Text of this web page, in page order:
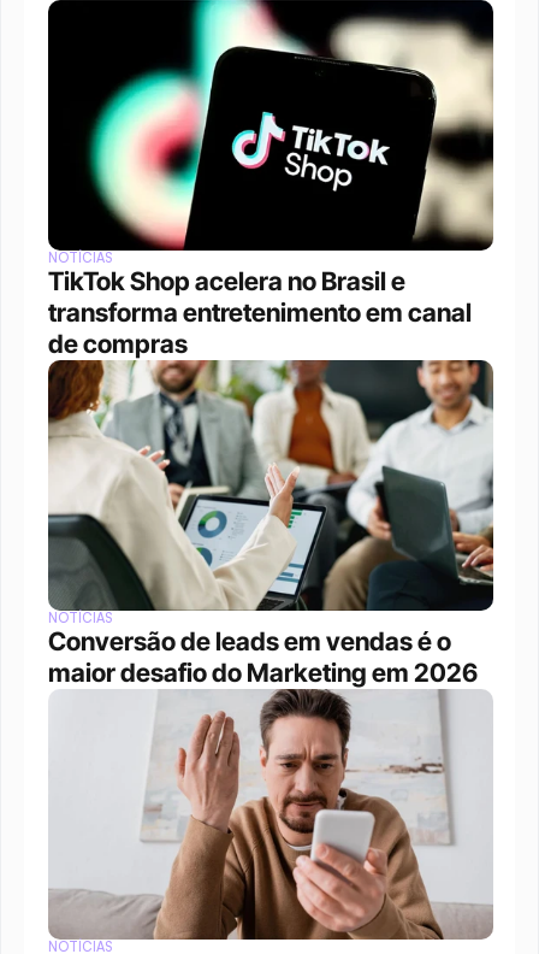
NOTÍCIAS
TikTok Shop acelera no Brasil e
transforma entretenimento em canal
de compras
NOTÍCIAS
Conversão de leads em vendas é o
maior desafio do Marketing em 2026
NOTÍCIAS